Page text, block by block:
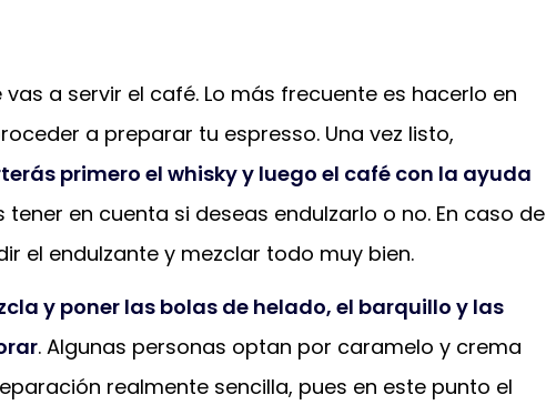
a servir el café. Lo más frecuente es hacerlo en
a preparar tu espresso. Una vez listo,
primero el whisky y luego el café con la ayuda
tener en cuenta si deseas endulzarlo o no. En caso de
el endulzante y mezclar todo muy bien.
y poner las bolas de helado, el barquillo y las
. Algunas personas optan por caramelo y crema
realmente sencilla, pues en este punto el